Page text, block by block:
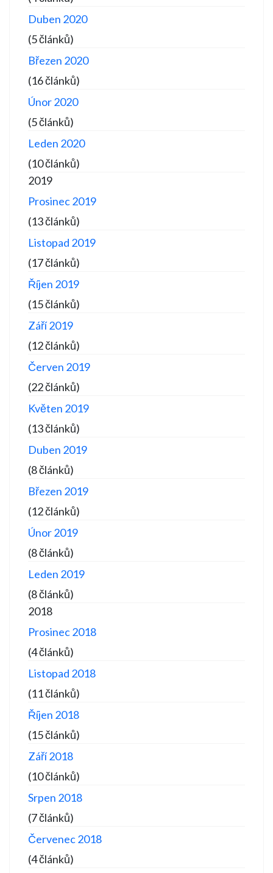
Duben 2020
(5 článků)
Březen 2020
(16 článků)
Únor 2020
(5 článků)
Leden 2020
(10 článků)
2019
Prosinec 2019
(13 článků)
Listopad 2019
(17 článků)
Říjen 2019
(15 článků)
Září 2019
(12 článků)
Červen 2019
(22 článků)
Květen 2019
(13 článků)
Duben 2019
(8 článků)
Březen 2019
(12 článků)
Únor 2019
(8 článků)
Leden 2019
(8 článků)
2018
Prosinec 2018
(4 článků)
Listopad 2018
(11 článků)
Říjen 2018
(15 článků)
Září 2018
(10 článků)
Srpen 2018
(7 článků)
Červenec 2018
(4 článků)